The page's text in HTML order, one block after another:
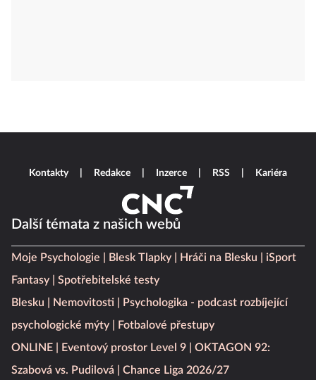
Další témata z našich webů
Moje Psychologie Blesk Tlapky Hráči na Blesku
iSport
Fantasy
Spotřebitelské testy
Blesku
Nemovitosti
Psychologika - podcast rozbíjející
psychologické mýty
Fotbalové přestupy
ONLINE
Eventový prostor Level 9
OKTAGON 92:
Szabová vs. Pudilová
Chance Liga 2026/27
Kontakty Redakce Inzerce RSS Kariéra